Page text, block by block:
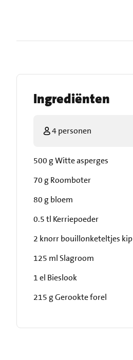
Ingrediënten
4 personen
500 g Witte asperges
70 g Roomboter
80 g bloem
0.5 tl Kerriepoeder
2 knorr bouillonketeltjes kip
125 ml Slagroom
1 el Bieslook
215 g Gerookte forel